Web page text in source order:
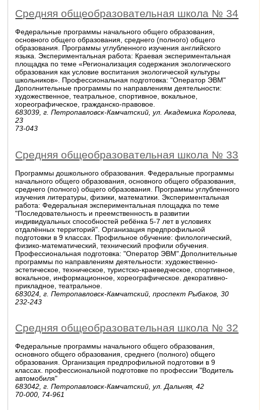
Средняя общеобразовательная школа № 34
Федеральные программы начального общего образования,
основного общего образования, среднего (полного) общего
образования. Программы углубленного изучения английского
языка. Экспериментальная работа: Краевая экспериментальная
площадка по теме «Регионализация содержания экологического
образования как условие воспитания экологической культуры
школьников». Профессиональная подготовка: "Оператор ЭВМ"
Дополнительные программы по направлениям деятельности:
художественное, театральное, спортивное, вокальное,
хореографическое, гражданско-правовое.
683039, г. Петропавловск-Камчатский, ул. Академика Королева,
23
73-043
Средняя общеобразовательная школа № 33
Программы дошкольного образования. Федеральные программы
начального общего образования, основного общего образования,
среднего (полного) общего образования. Программы углубленного
изучения литературы, физики, математики. Экспериментальная
работа: Федеральная экспериментальная площадка по теме
"Последовательность и преемственность в развитии
индивидуальных способностей ребёнка 5-7 лет в условиях
отдалённых территорий". Организация предпрофильной
подготовки в 9 классах. Профильное обучение: филологический,
физико-математический, технический профили обучения.
Профессиональная подготовка: "Оператор ЭВМ".Дополнительные
программы по направлениям деятельности: художественно-
эстетическое, техническое, туристско-краеведческое, спортивное,
вокальное, информационное, хореографическое. декоративно-
прикладное, театральное.
683024, г. Петропавловск-Камчатский, проспект Рыбаков, 30
232-243
Средняя общеобразовательная школа № 32
Федеральные программы начального общего образования,
основного общего образования, среднего (полного) общего
образования. Организация предпрофильной подготовки в 9
классах. профессиональной подготовке по профессии "Водитель
автомобиля"
683042, г. Петропавловск-Камчатский, ул. Дальняя, 42
70-000, 74-961